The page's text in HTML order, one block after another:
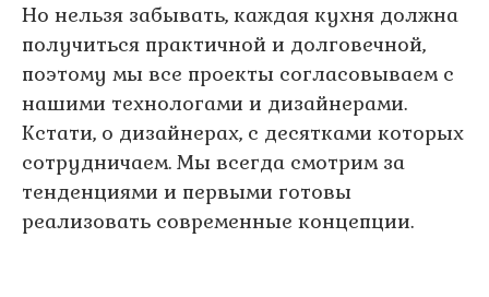
Но нельзя забывать, каждая кухня должна
получиться практичной и долговечной,
поэтому мы все проекты согласовываем с
нашими технологами и дизайнерами.
Кстати, о дизайнерах, с десятками которых
сотрудничаем. Мы всегда смотрим за
тенденциями и первыми готовы
реализовать современные концепции.